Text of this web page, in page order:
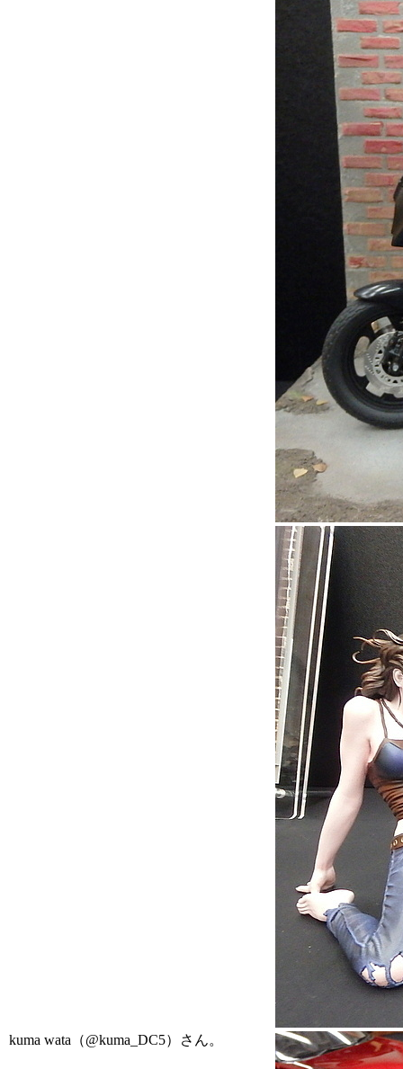
kuma wata（@kuma_DC5）さん。